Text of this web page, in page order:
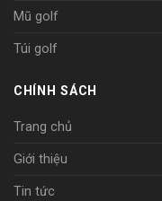
Mũ golf
Túi golf
CHÍNH SÁCH
Trang chủ
Giới thiệu
Tin tức